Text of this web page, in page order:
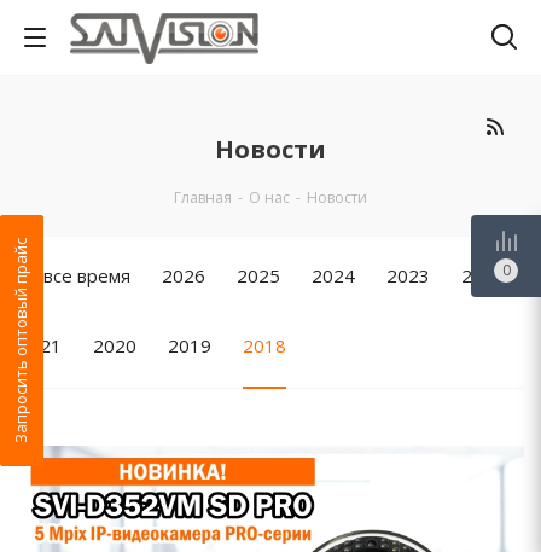
Новости
Главная - О нас - Новости
За все время 2026 2025 2024 2023 2022
2021 2020 2019 2018
Запросить оптовый прайс 0